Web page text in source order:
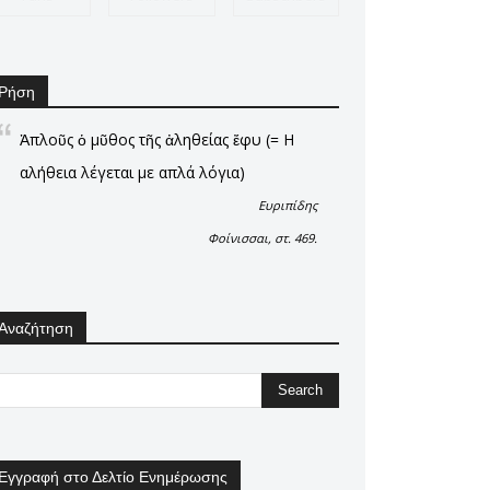
Ρήση
Ἁπλοῦς ὁ μῦθος τῆς ἀληθείας ἔφυ (= Η
αλήθεια λέγεται με απλά λόγια)
Ευριπίδης
Φοίνισσαι, στ. 469.
Εγγραφή στο Δελτίο Ενημέρωσης